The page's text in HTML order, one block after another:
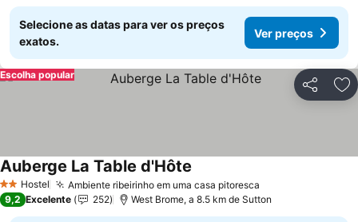
Selecione as datas para ver os preços
exatos.
Ver preços
Partilhar
Escolha popular
2 Estrelas
Hostel Ambiente ribeirinho em uma casa pitoresca
Auberge La Table d'Hôte
9,2 Excelente 252 West Brome, a 8.5 km de Sutton